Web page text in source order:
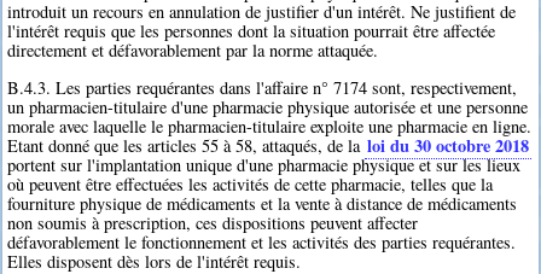
introduit un recours en annulation de justifier d'un intérêt. Ne justifient de
l'intérêt requis que les personnes dont la situation pourrait être affectée
directement et défavorablement par la norme attaquée.
B.4.3. Les parties requérantes dans l'affaire n° 7174 sont, respectivement,
un pharmacien-titulaire d'une pharmacie physique autorisée et une personne
morale avec laquelle le pharmacien-titulaire exploite une pharmacie en ligne.
Etant donné que les articles 55 à 58, attaqués, de la loi du 30 octobre 2018
portent sur l'implantation unique d'une pharmacie physique et sur les lieux
où peuvent être effectuées les activités de cette pharmacie, telles que la
fourniture physique de médicaments et la vente à distance de médicaments
non soumis à prescription, ces dispositions peuvent affecter
défavorablement le fonctionnement et les activités des parties requérantes.
Elles disposent dès lors de l'intérêt requis.